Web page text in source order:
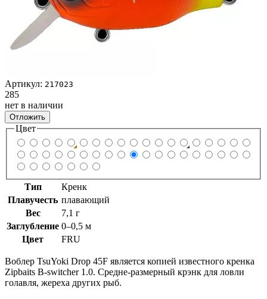
Артикул: 217023
285
нет в наличии
Отложить
Цвет
Тип
Кренк
Плавучесть плавающий
Вес
7,1 г
Заглубление 0–0,5 м
Цвет
FRU
Воблер TsuYoki Drop 45F является копией известного кренка
Zipbaits B-switcher 1.0. Средне-размерный крэнк для ловли
голавля, жереха других рыб.